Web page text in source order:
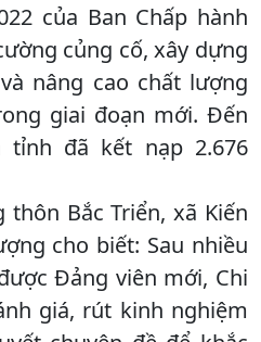
của Ban Chấp hành
củng cố, xây dựng
nâng cao chất lượng
giai đoạn mới. Đến
tỉnh đã kết nạp 2.676
Bắc Triển, xã Kiến
cho biết: Sau nhiều
Đảng viên mới, Chi
giá, rút kinh nghiệm